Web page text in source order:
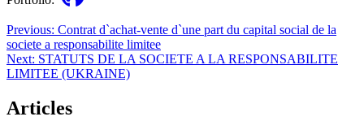
Post
navigation
Previous: Contrat d`achat-vente d`une part du capital social de la
societe a responsabilite limitee
Next: STATUTS DE LA SOCIETE A LA RESPONSABILITE
LIMITEE (UKRAINE)
Articles